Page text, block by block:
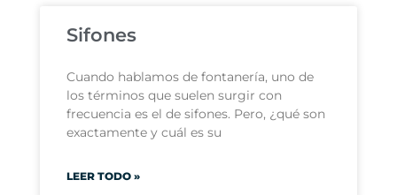
Sifones
Cuando hablamos de fontanería, uno de
los términos que suelen surgir con
frecuencia es el de sifones. Pero, ¿qué son
exactamente y cuál es su
LEER TODO »